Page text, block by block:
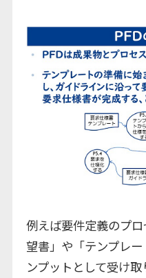
例えば要件定義のプ
望書」や「テンプレ
ンプットとして受け